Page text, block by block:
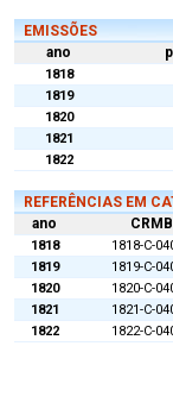
EMISSÕES
ano
1818
1819
1820
1821
1822
REFERÊNCIAS EM
ano CRMB
1818 1818-C-
1819
1819-C-
1820
1820-C-
1821
1821-C-
1822
1822-C-